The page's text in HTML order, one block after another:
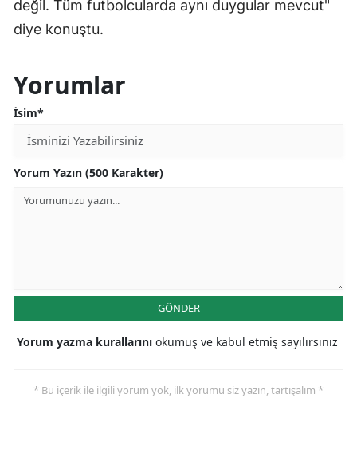
değil. Tüm futbolcularda aynı duygular mevcut"
diye konuştu.
Yorumlar
İsim*
Yorum Yazın (500 Karakter)
GÖNDER
Yorum yazma kurallarını okumuş ve kabul etmiş sayılırsınız
* Bu içerik ile ilgili yorum yok, ilk yorumu siz yazın, tartışalım *